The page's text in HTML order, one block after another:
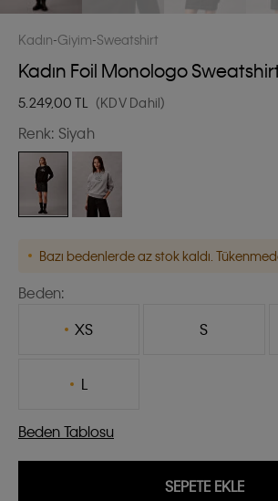
Kadın Giyim Sweatshirt
Kadın Foil Monologo
5.249,00 TL (KDV Dahil)
Renk: Siyah
Bazı bedenlerde az stok kaldı.
Beden:
XS
S
L
Beden Tablosu
SEPETE EKLE